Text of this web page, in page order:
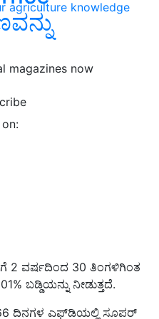
agriculture knowledge
magazines now
2 ವರ್ಷದಿಂದ 30 ತಿಂಗಳಿಗಿಂತ
ಬಡ್ಡಿಯನ್ನು ನೀಡುತ್ತದೆ.
ದಿನಗಳ ಎಫ್ಡಿಯಲ್ಲಿ ಸೂಪರ್